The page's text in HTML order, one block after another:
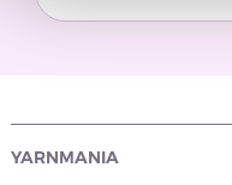
YARNMANIA